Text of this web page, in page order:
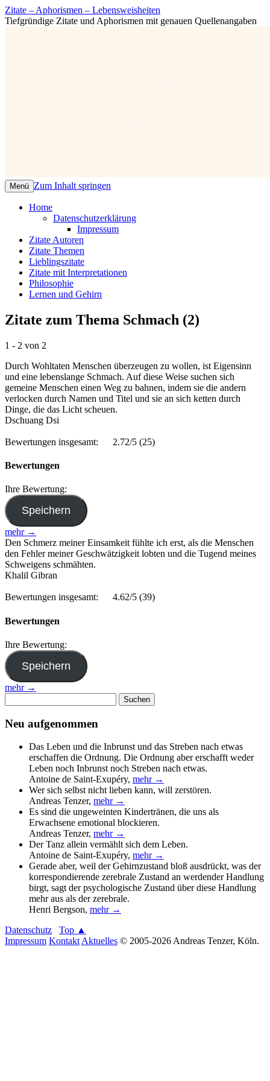
Zitate – Aphorismen – Lebensweisheiten
Tiefgründige Zitate und Aphorismen mit genauen Quellenangaben
Menü Zum Inhalt springen
Home
Datenschutzerklärung
Impressum
Zitate Autoren
Zitate Themen
Lieblingszitate
Zitate mit Interpretationen
Philosophie
Lernen und Gehirn
Zitate zum Thema Schmach (2)
1 - 2 von 2
Durch Wohltaten Menschen überzeugen zu wollen, ist Eigensinn
und eine lebenslange Schmach. Auf diese Weise suchen sich
gemeine Menschen einen Weg zu bahnen, indem sie die andern
verlocken durch Namen und Titel und sie an sich ketten durch
Dinge, die das Licht scheuen.
Dschuang Dsi
Bewertungen insgesamt: 2.72/5 (25)
Bewertungen
Ihre Bewertung:
mehr →
Den Schmerz meiner Einsamkeit fühlte ich erst, als die Menschen
den Fehler meiner Geschwätzigkeit lobten und die Tugend meines
Schweigens schmähten.
Khalil Gibran
Bewertungen insgesamt: 4.62/5 (39)
Bewertungen
Ihre Bewertung:
mehr →
nach:
Neu aufgenommen
Das Leben und die Inbrunst und das Streben nach etwas
erschaffen die Ordnung. Die Ordnung aber erschafft weder
Leben noch Inbrunst noch Streben nach etwas.
Antoine de Saint-Exupéry, mehr →
Wer sich selbst nicht lieben kann, will zerstören.
Andreas Tenzer, mehr →
Es sind die ungeweinten Kindertränen, die uns als
Erwachsene emotional blockieren.
Andreas Tenzer, mehr →
Der Tanz allein vermählt sich dem Leben.
Antoine de Saint-Exupéry, mehr →
Gerade aber, weil der Gehirnzustand bloß ausdrückt, was der
korrespondierende zerebrale Zustand an werdender Handlung
birgt, sagt der psychologische Zustand über diese Handlung
mehr aus als der zerebrale.
Henri Bergson, mehr →
Datenschutz
Top ▲
Impressum Kontakt Aktuelles © 2005-2026 Andreas Tenzer, Köln.